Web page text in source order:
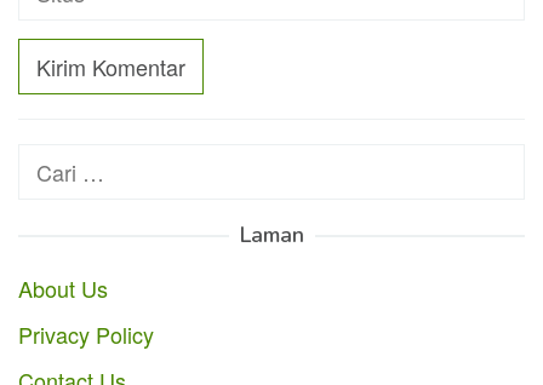
Cari
Laman
About Us
Privacy Policy